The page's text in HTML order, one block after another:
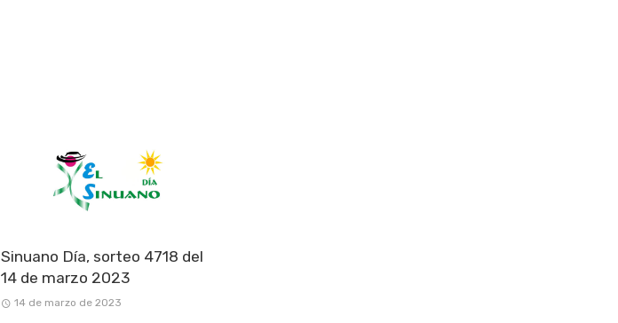
Sinuano Día, sorteo 4718 del
14 de marzo 2023
14 de marzo de 2023